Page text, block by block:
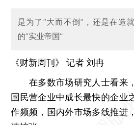
是为了“大而不倒”，还是在造
的“实业帝国”
《财新周刊》 记者刘冉
在多数市场研究人士看来
国民营企业中成长最快的企业
作频频，国内外市场多线推进